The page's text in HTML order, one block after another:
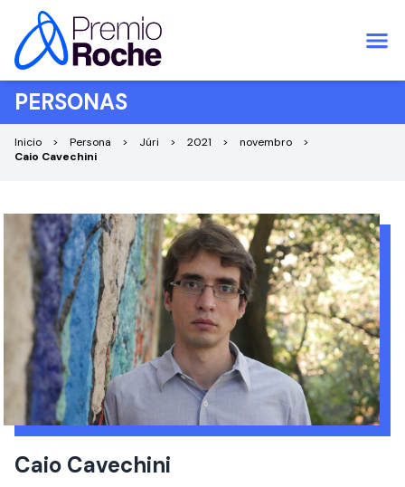
Pular para o conteúdo
PERSONAS
Inicio Persona Júri 2021
novembro
Caio Cavechini
Caio Cavechini